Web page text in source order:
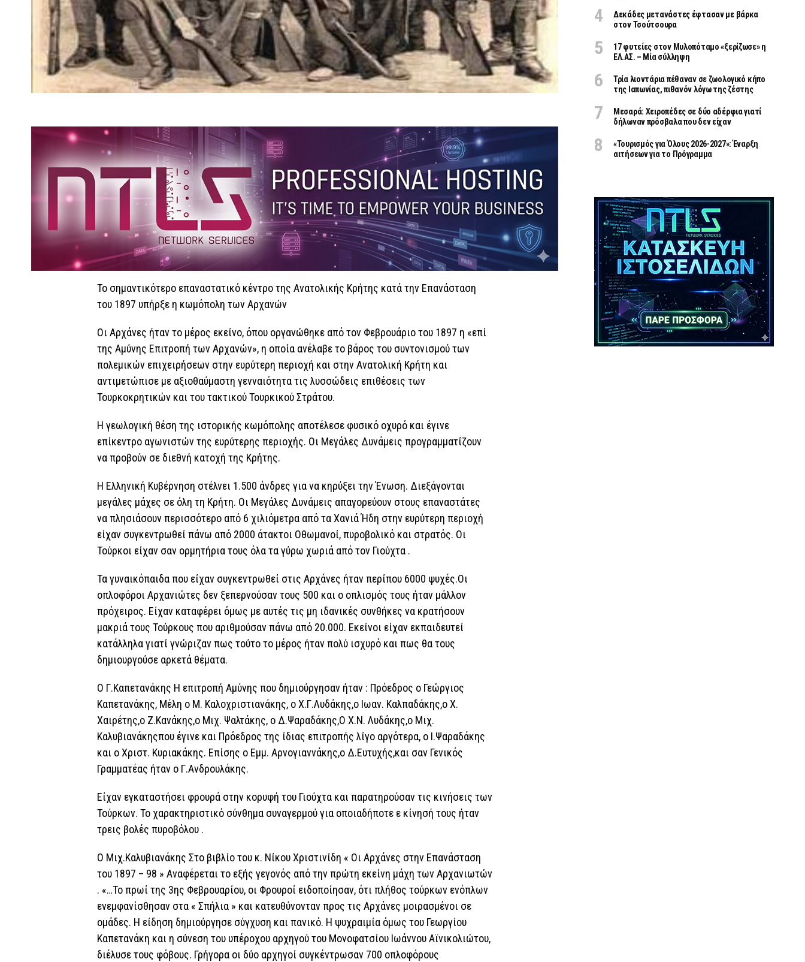
Το σημαντικότερο επαναστατικό κέντρο της Ανατολικής Κρήτης κατά την Επανάσταση
του 1897 υπήρξε η κωμόπολη των Αρχανών
Οι Αρχάνες ήταν το μέρος εκείνο, όπου οργανώθηκε από τον Φεβρουάριο του 1897 η «επί
της Αμύνης Επιτροπή των Αρχανών», η οποία ανέλαβε το βάρος του συντονισμού των
πολεμικών επιχειρήσεων στην ευρύτερη περιοχή και στην Ανατολική Κρήτη και
αντιμετώπισε με αξιοθαύμαστη γενναιότητα τις λυσσώδεις επιθέσεις των
Τουρκοκρητικών και του τακτικού Τουρκικού Στράτου.
Η γεωλογική θέση της ιστορικής κωμόπολης αποτέλεσε φυσικό οχυρό και έγινε
επίκεντρο αγωνιστών της ευρύτερης περιοχής. Οι Μεγάλες Δυνάμεις προγραμματίζουν
να προβούν σε διεθνή κατοχή της Κρήτης.
Η Ελληνική Κυβέρνηση στέλνει 1.500 άνδρες για να κηρύξει την Ένωση. Διεξάγονται
μεγάλες μάχες σε όλη τη Κρήτη. Οι Μεγάλες Δυνάμεις απαγορεύουν στους επαναστάτες
να πλησιάσουν περισσότερο από 6 χιλιόμετρα από τα Χανιά Ήδη στην ευρύτερη περιοχή
είχαν συγκεντρωθεί πάνω από 2000 άτακτοι Οθωμανοί, πυροβολικό και στρατός. Οι
Τούρκοι είχαν σαν ορμητήρια τους όλα τα γύρω χωριά από τον Γιούχτα .
Τα γυναικόπαιδα που είχαν συγκεντρωθεί στις Αρχάνες ήταν περίπου 6000 ψυχές.Οι
οπλοφόροι Αρχανιώτες δεν ξεπερνούσαν τους 500 και ο οπλισμός τους ήταν μάλλον
πρόχειρος. Είχαν καταφέρει όμως με αυτές τις μη ιδανικές συνθήκες να κρατήσουν
μακριά τους Τούρκους που αριθμούσαν πάνω από 20.000. Εκείνοι είχαν εκπαιδευτεί
κατάλληλα γιατί γνώριζαν πως τούτο το μέρος ήταν πολύ ισχυρό και πως θα τους
δημιουργούσε αρκετά θέματα.
Ο Γ.Καπετανάκης Η επιτροπή Αμύνης που δημιούργησαν ήταν : Πρόεδρος ο Γεώργιος
Καπετανάκης, Μέλη ο Μ. Καλοχριστιανάκης, ο Χ.Γ.Λυδάκης,ο Ιωαν. Καλπαδάκης,ο Χ.
Χαιρέτης,ο Ζ.Κανάκης,ο Μιχ. Ψαλτάκης, ο Δ.Ψαραδάκης,Ο Χ.Ν. Λυδάκης,ο Μιχ.
Καλυβιανάκηςπου έγινε και Πρόεδρος της ίδιας επιτροπής λίγο αργότερα, ο Ι.Ψαραδάκης
και ο Χριστ. Κυριακάκης. Επίσης ο Εμμ. Αρνογιαννάκης,ο Δ.Ευτυχής,και σαν Γενικός
Γραμματέας ήταν ο Γ.Ανδρουλάκης.
Είχαν εγκαταστήσει φρουρά στην κορυφή του Γιούχτα και παρατηρούσαν τις κινήσεις των
Τούρκων. Το χαρακτηριστικό σύνθημα συναγερμού για οποιαδήποτε ε κίνησή τους ήταν
τρεις βολές πυροβόλου .
Ο Μιχ.Καλυβιανάκης Στο βιβλίο του κ. Νίκου Χριστινίδη « Οι Αρχάνες στην Επανάσταση
του 1897 – 98 » Αναφέρεται το εξής γεγονός από την πρώτη εκείνη μάχη των Αρχανιωτών
. «…Το πρωί της 3ης Φεβρουαρίου, οι Φρουροί ειδοποίησαν, ότι πλήθος τούρκων ενόπλων
ενεμφανίσθησαν στα « Σπήλια » και κατευθύνονταν προς τις Αρχάνες μοιρασμένοι σε
ομάδες. Η είδηση δημιούργησε σύγχυση και πανικό. Η ψυχραιμία όμως του Γεωργίου
Καπετανάκη και η σύνεση του υπέροχου αρχηγού του Μονοφατσίου Ιωάννου Αϊνικολιώτου,
διέλυσε τους φόβους. Γρήγορα οι δύο αρχηγοί συγκέντρωσαν 700 οπλοφόρους
Δεκάδες μετανάστες έφτασαν με βάρκα
στον Τσούτσουρα
17 φυτείες στον Μυλοπόταμο «ξερίζωσε» η
ΕΛ.ΑΣ. – Μία σύλληψη
Τρία λιοντάρια πέθαναν σε ζωολογικό κήπο
της Ιαπωνίας, πιθανόν λόγω της ζέστης
Μεσαρά: Χειροπέδες σε δύο αδέρφια γιατί
δήλωναν πρόσβαλα που δεν είχαν
«Τουρισμός για Όλους 2026-2027»: Έναρξη
αιτήσεων για το Πρόγραμμα